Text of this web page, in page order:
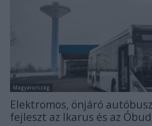
Magyarország
Elektromos, önjáró
fejleszt az Ikarus és az